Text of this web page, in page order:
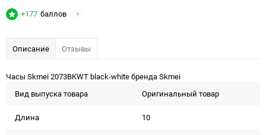
+177 баллов ?
Описание Отзывы
Часы Skmei 2073BKWT black-white бренда Skmei
Вид выпуска товара
Оригинальный товар
Длина 10